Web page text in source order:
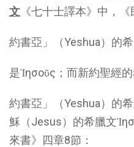
文 《七十士譯本》中，
約書亞」（Yeshua）的
是Ἰησοῦς；而新約聖經
約書亞」（Yeshua）的
穌（Jesus）的希臘文
來書》四章8節：